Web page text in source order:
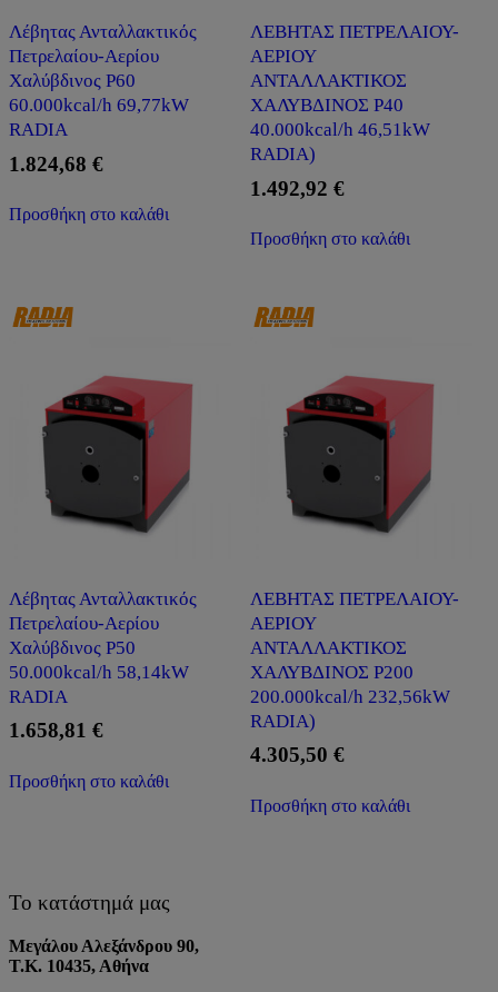
Λέβητας Ανταλλακτικός
Πετρελαίου-Αερίου
Χαλύβδινος P60
60.000kcal/h 69,77kW
RADIA
1.824,68 €
Προσθήκη στο καλάθι
ΛΕΒΗΤΑΣ ΠΕΤΡΕΛΑΙΟΥ-
ΑΕΡΙΟΥ
ΑΝΤΑΛΛΑΚΤΙΚΟΣ
ΧΑΛΥΒΔΙΝΟΣ P40
40.000kcal/h 46,51kW
RADIA)
1.492,92 €
Προσθήκη στο καλάθι
Λέβητας Ανταλλακτικός
Πετρελαίου-Αερίου
Χαλύβδινος P50
50.000kcal/h 58,14kW
RADIA
1.658,81 €
Προσθήκη στο καλάθι
ΛΕΒΗΤΑΣ ΠΕΤΡΕΛΑΙΟΥ-
ΑΕΡΙΟΥ
ΑΝΤΑΛΛΑΚΤΙΚΟΣ
ΧΑΛΥΒΔΙΝΟΣ P200
200.000kcal/h 232,56kW
RADIA)
4.305,50 €
Προσθήκη στο καλάθι
Το κατάστημά μας
Μεγάλου Αλεξάνδρου 90,
Τ.Κ. 10435, Αθήνα